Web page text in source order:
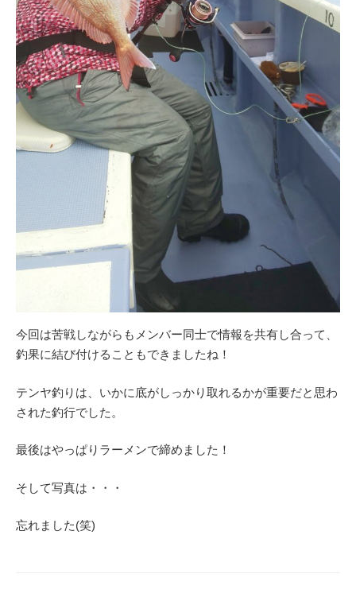
今回は苦戦しながらもメンバー同士で情報を共有し合って、
釣果に結び付けることもできましたね！
テンヤ釣りは、いかに底がしっかり取れるかが重要だと思わ
された釣行でした。
最後はやっぱりラーメンで締めました！
そして写真は・・・
忘れました(笑)